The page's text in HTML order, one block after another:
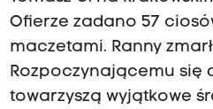
Ofierze zadano 57
maczetami. Ranny
Rozpoczynającemu się
towarzyszą wyjątkowe